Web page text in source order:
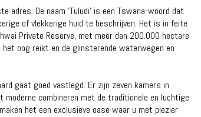
adres. De naam ‘Tuludi’ is een Tswana-woord dat
of vlekkerige huid te beschrijven. Het is in feite
Private Reserve, met meer dan 200.000 hectare
oog reikt en de glinsterende waterwegen en
gaat goed vastlegd. Er zijn zeven kamers in
combineren met de traditionele en luchtige
het een exclusieve oase waar u met plezier